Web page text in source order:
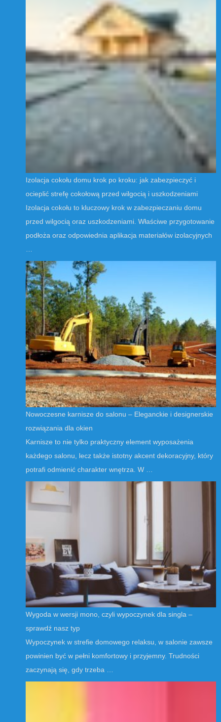
Izolacja cokołu domu krok po kroku: jak zabezpieczyć i
ocieplić strefę cokołową przed wilgocią i uszkodzeniami
Izolacja cokołu to kluczowy krok w zabezpieczaniu domu
przed wilgocią oraz uszkodzeniami. Właściwe przygotowanie
podłoża oraz odpowiednia aplikacja materiałów izolacyjnych
Nowoczesne karnisze do salonu – Eleganckie i designerskie
rozwiązania dla okien
Karnisze to nie tylko praktyczny element wyposażenia
każdego salonu, lecz także istotny akcent dekoracyjny, który
potrafi odmienić charakter wnętrza. W …
Wygoda w wersji mono, czyli wypoczynek dla singla –
sprawdź nasz typ
Wypoczynek w strefie domowego relaksu, w salonie zawsze
powinien być w pełni komfortowy i przyjemny. Trudności
zaczynają się, gdy trzeba …